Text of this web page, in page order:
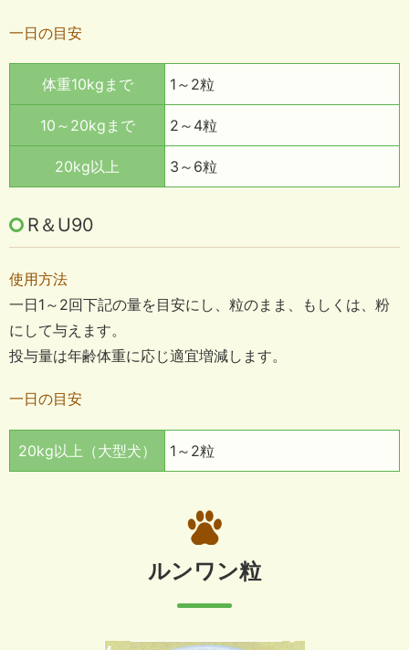
一日の目安
体重10kgまで 1～2粒
10～20kgまで 2～4粒
20kg以上 3～6粒
R＆U90
使用方法
一日1～2回下記の量を目安にし、粒のまま、もしくは、粉
にして与えます。
投与量は年齢体重に応じ適宜増減します。
一日の目安
20kg以上（大型犬） 1～2粒
ルンワン粒